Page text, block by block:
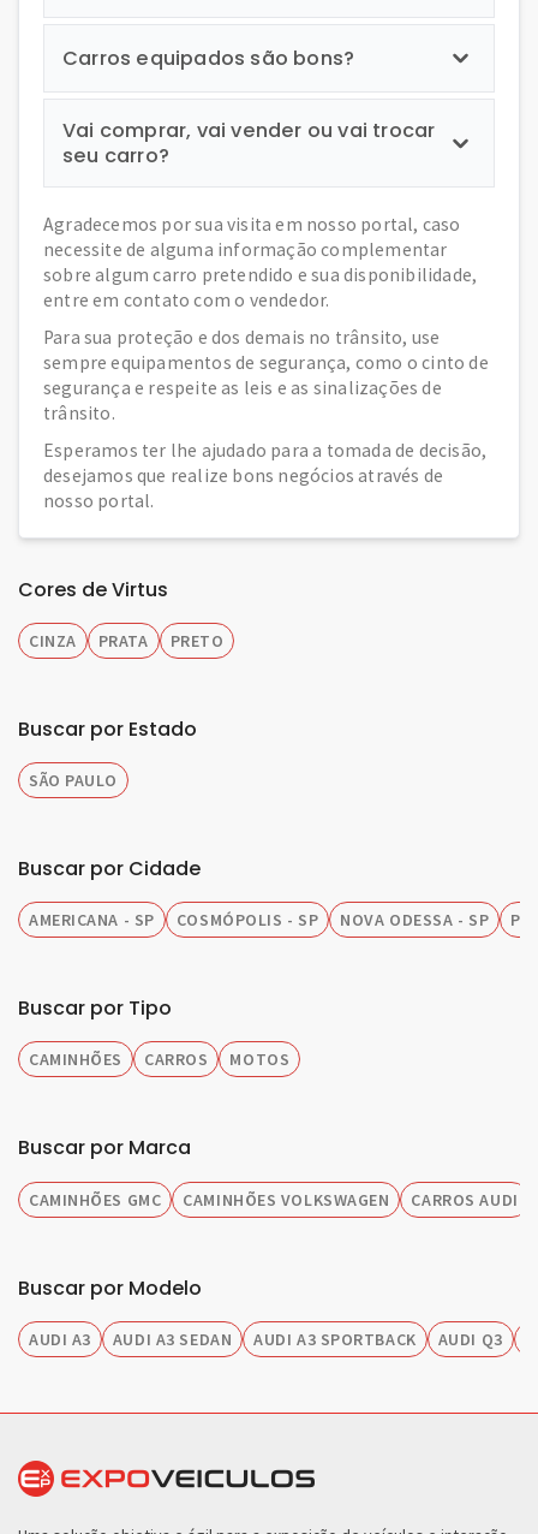
Carros equipados são bons?
Vai comprar, vai vender ou vai trocar
seu carro?
Agradecemos por sua visita em nosso portal, caso
necessite de alguma informação complementar
sobre algum carro pretendido e sua disponibilidade,
entre em contato com o vendedor.
Para sua proteção e dos demais no trânsito, use
sempre equipamentos de segurança, como o cinto de
segurança e respeite as leis e as sinalizações de
trânsito.
Esperamos ter lhe ajudado para a tomada de decisão,
desejamos que realize bons negócios através de
nosso portal.
Cores de Virtus
CINZA PRATA PRETO
Buscar por Estado
SÃO PAULO
Buscar por Cidade
AMERICANA - SP COSMÓPOLIS - SP NOVA ODESSA - SP
Buscar por Tipo
CAMINHÕES CARROS MOTOS
Buscar por Marca
CAMINHÕES GMC CAMINHÕES VOLKSWAGEN CARROS AUDI
Buscar por Modelo
AUDI A3 AUDI A3 SEDAN AUDI A3 SPORTBACK AUDI Q3